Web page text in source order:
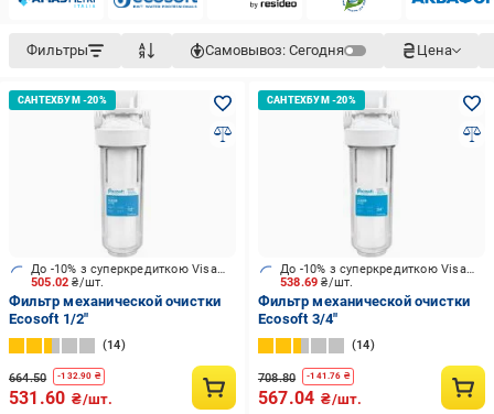
Фильтры Самовывоз: Сегодня Цена
505.02₴/шт.
До -10% з суперкредиткою Visa Вигода
Фильтр механической очистки
Ecosoft 1/2"
14
664.50 -132.90 ₴
531.60 ₴/шт.
538.69₴/шт.
До -10% з суперкредиткою Visa Вигода
Фильтр механической очистки
Ecosoft 3/4"
14
708.80 -141.76 ₴
567.04 ₴/шт.